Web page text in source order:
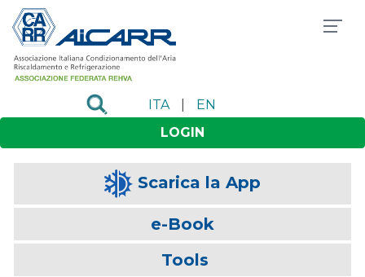
ITA
EN
LOGIN
Scarica la App
e-Book
Tools